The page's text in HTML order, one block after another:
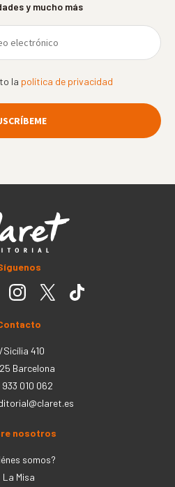
y mucho más
la política de privacidad
Sicília 410
Barcelona
933 010 062
nosotros
somos?
La Misa